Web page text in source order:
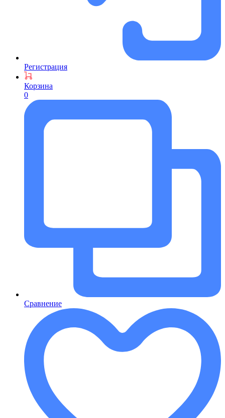
Регистрация
Корзина
0
Сравнение